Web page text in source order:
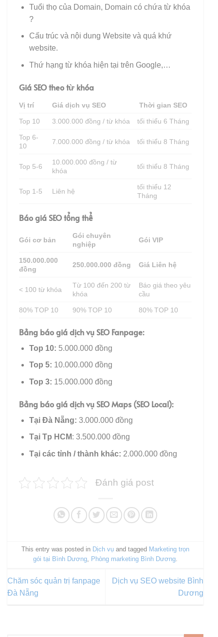
Tuổi thọ của Domain, Domain có chứa từ khóa
?
Cấu trúc và nội dung Website và quá khứ
website.
Thứ hạng từ khóa hiện tại trên Google,…
Giá SEO theo từ khóa
Vị trí Giá dịch vụ SEO Thời gian SEO
Top 10 3.000.000 đồng / từ khóa tối thiểu 6 Tháng
Top 6-
10
7.000.000 đồng / từ khóa tối thiểu 8 Tháng
Top 5-6
10.000.000 đồng / từ
khóa
tối thiểu 8 Tháng
Top 1-5 Liên hệ
tối thiểu 12
Tháng
Báo giá SEO tổng thể
Gói cơ bản
Gói chuyên
nghiệp
Gói VIP
150.000.000
đồng
250.000.000 đồng Giá Liên hệ
< 100 từ khóa
Từ 100 đến 200 từ
khóa
Báo giá theo yêu
cầu
80% TOP 10 90% TOP 10 80% TOP 10
Bảng báo giá dịch vụ SEO Fanpage:
Top 10: 5.000.000 đồng
Top 5: 10.000.000 đồng
Top 3: 15.000.000 đồng
Bảng báo giá dịch vụ SEO Maps (SEO Local):
Tại Đà Nẵng: 3.000.000 đồng
Tại Tp HCM: 3.500.000 đồng
Tại các tỉnh / thành khác: 2.000.000 đồng
Đánh giá post
This entry was posted in Dịch vụ and tagged Marketing trọn
gói tại Bình Dương, Phòng marketing Bình Dương.
Chăm sóc quản trị fanpage
Đà Nẵng
Dịch vụ SEO website Bình
Dương